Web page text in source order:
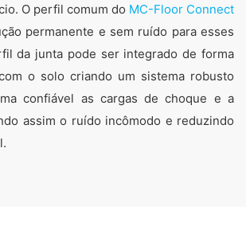
O perfil comum do MC-Floor Connect
permanente e sem ruído para esses
da junta pode ser integrado de forma
o solo criando um sistema robusto
confiável as cargas de choque e a
assim o ruído incômodo e reduzindo